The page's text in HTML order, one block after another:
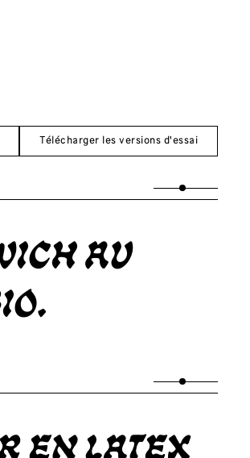
Télécharger les versions d'essai
au